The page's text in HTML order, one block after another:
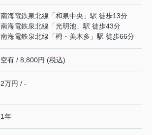
南海電鉄泉北線 「和泉中央 」駅 徒歩13分
南海電鉄泉北線 「光明池 」駅 徒歩43分
南海電鉄泉北線 「栂・美木多 」駅 徒歩66分
空有 / 8,800円 (税込)
2万円 / -
1年